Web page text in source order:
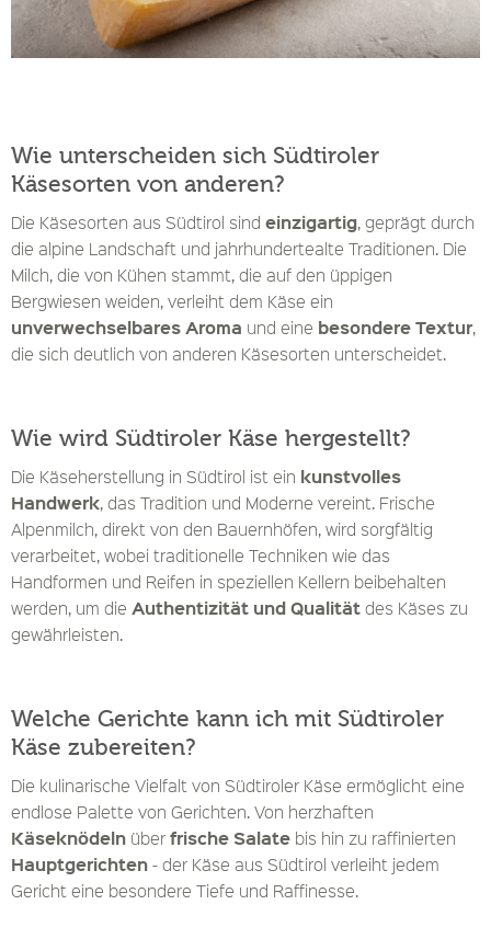
Wie unterscheiden sich Südtiroler
Käsesorten von anderen?
Die Käsesorten aus Südtirol sind einzigartig, geprägt durch
die alpine Landschaft und jahrhundertealte Traditionen. Die
Milch, die von Kühen stammt, die auf den üppigen
Bergwiesen weiden, verleiht dem Käse ein
unverwechselbares Aroma und eine besondere Textur,
die sich deutlich von anderen Käsesorten unterscheidet.
Wie wird Südtiroler Käse hergestellt?
Die Käseherstellung in Südtirol ist ein kunstvolles
Handwerk, das Tradition und Moderne vereint. Frische
Alpenmilch, direkt von den Bauernhöfen, wird sorgfältig
verarbeitet, wobei traditionelle Techniken wie das
Handformen und Reifen in speziellen Kellern beibehalten
werden, um die Authentizität und Qualität des Käses zu
gewährleisten.
Welche Gerichte kann ich mit Südtiroler
Käse zubereiten?
Die kulinarische Vielfalt von Südtiroler Käse ermöglicht eine
endlose Palette von Gerichten. Von herzhaften
Käseknödeln über frische Salate bis hin zu raffinierten
Hauptgerichten - der Käse aus Südtirol verleiht jedem
Gericht eine besondere Tiefe und Raffinesse.